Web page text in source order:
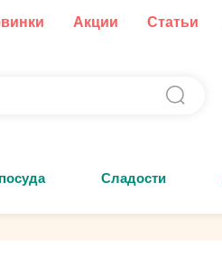
Акции Статьи
Сладости